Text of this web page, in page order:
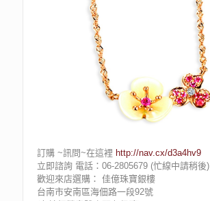
訂購 ~訊問~在這裡 http://nav.cx/d3a4hv9
立即諮詢 電話：06-2805679 (忙線中請稍後)
歡迎來店選購： 佳億珠寶銀樓
台南市安南區海佃路一段92號